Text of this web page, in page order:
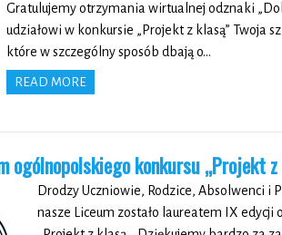
Gratulujemy otrzymania wirtualnej odznaki
udziałowi w konkursie „Projekt z klasą” Twoja
które w szczególny sposób dbają o…
READ MORE
ogólnopolskiego konkursu „Projekt z
Drodzy Uczniowie, Rodzice, Absolwenci i
nasze Liceum zostało laureatem IX